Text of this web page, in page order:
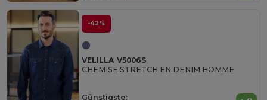
-42%
VELILLA V5006S
CHEMISE STRETCH EN DENIM HOMME
Günstigste: